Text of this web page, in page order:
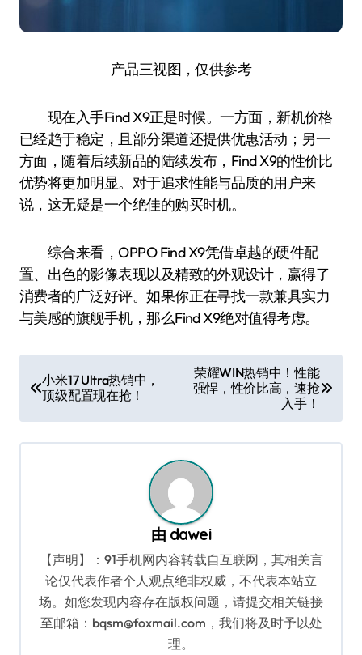
产品三视图，仅供参考
现在入手Find X9正是时候。一方面，新机价格
已经趋于稳定，且部分渠道还提供优惠活动；另一
方面，随着后续新品的陆续发布，Find X9的性价比
优势将更加明显。对于追求性能与品质的用户来
说，这无疑是一个绝佳的购买时机。
综合来看，OPPO Find X9凭借卓越的硬件配
置、出色的影像表现以及精致的外观设计，赢得了
消费者的广泛好评。如果你正在寻找一款兼具实力
与美感的旗舰手机，那么Find X9绝对值得考虑。
章
导
航
小米17 Ultra热销中，
顶级配置现在抢！
荣耀WIN热销中！性能
强悍，性价比高，速抢
入手！
由 dawei
【声明】：91手机网内容转载自互联网，其相关言
论仅代表作者个人观点绝非权威，不代表本站立
场。如您发现内容存在版权问题，请提交相关链接
至邮箱：bqsm@foxmail.com，我们将及时予以处
理。